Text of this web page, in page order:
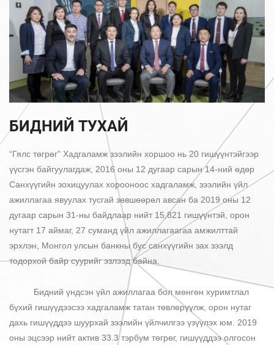
БИДНИЙ ТУХАЙ
“Гялс төгрөг” Хадгаламж зээлийн хоршоо нь 20 гишүүнтэйгээр
үүсгэн байгуулагдаж, 2016 оны 12 дугаар сарын 14-ний өдөр
Санхүүгийн зохицуулах хорооноос хадгаламж, зээлийн үйл
ажиллагаа явуулах тусгай зөвшөөрөл авсан ба 2019 оны 12
дугаар сарын 31-ны байдлаар нийт 15,821 гишүүнтэй, орон
нутагт 17 аймаг, 27 суманд үйл ажиллагаагаа амжилттай
эрхлэн, Монгол улсын банкны бус санхүүгийн зах зээлд
тодорхой байр суурийг эзлээд байна.
Бидний үндсэн үйл ажиллагаа бол мөнгөн хуримтлал
бүхий гишүүдээсээ хадгаламж татан төвлөрүүлж, орон нутаг
дахь гишүүддээ шуурхай зээлийн үйлчилгээ үзүүлэх юм. 2019
оны эцсээр нийт актив 33.3 тэрбум төгрөг, гишүүддээ олгосон